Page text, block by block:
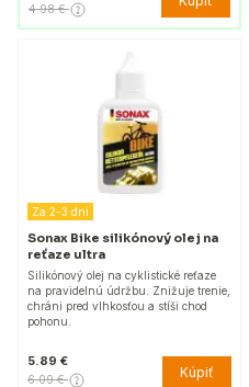
4.98 €
Za 2-3 dni
Sonax Bike silikónový olej na
reťaze ultra
Silikónový olej na cyklistické reťaze
na pravidelnú údržbu. Znižuje trenie,
chráni pred vlhkosťou a stíši chod
pohonu.
5.89 €
6.09 € Kúpiť